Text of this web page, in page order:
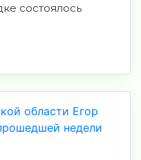
состоялось